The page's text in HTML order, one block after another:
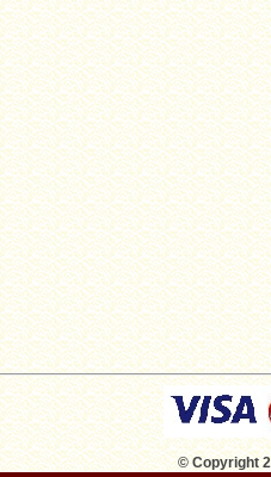
© Copyright